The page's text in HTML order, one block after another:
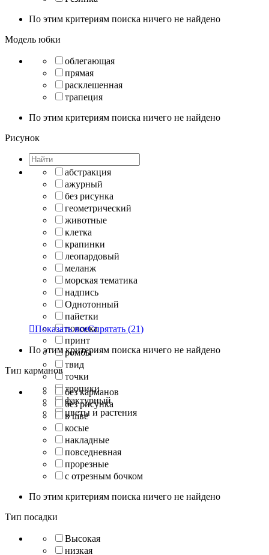
По этим критериям поиска ничего не найдено
Модель юбки
облегающая
прямая
расклешенная
трапеция
По этим критериям поиска ничего не найдено
Рисунок
абстракция
ажурный
без рисунка
геометрический
животные
клетка
крапинки
леопардовый
меланж
морская тематика
надпись
Однотонный
пайетки
полоска
принт
ромбы
твид
точки
тропики
фактурный
цветы и растения
Показать всеСпрятать (21)
По этим критериям поиска ничего не найдено
Тип карманов
без карманов
без рисунка
в шве
косые
накладные
повседневная
прорезные
с отрезным бочком
По этим критериям поиска ничего не найдено
Тип посадки
Высокая
низкая